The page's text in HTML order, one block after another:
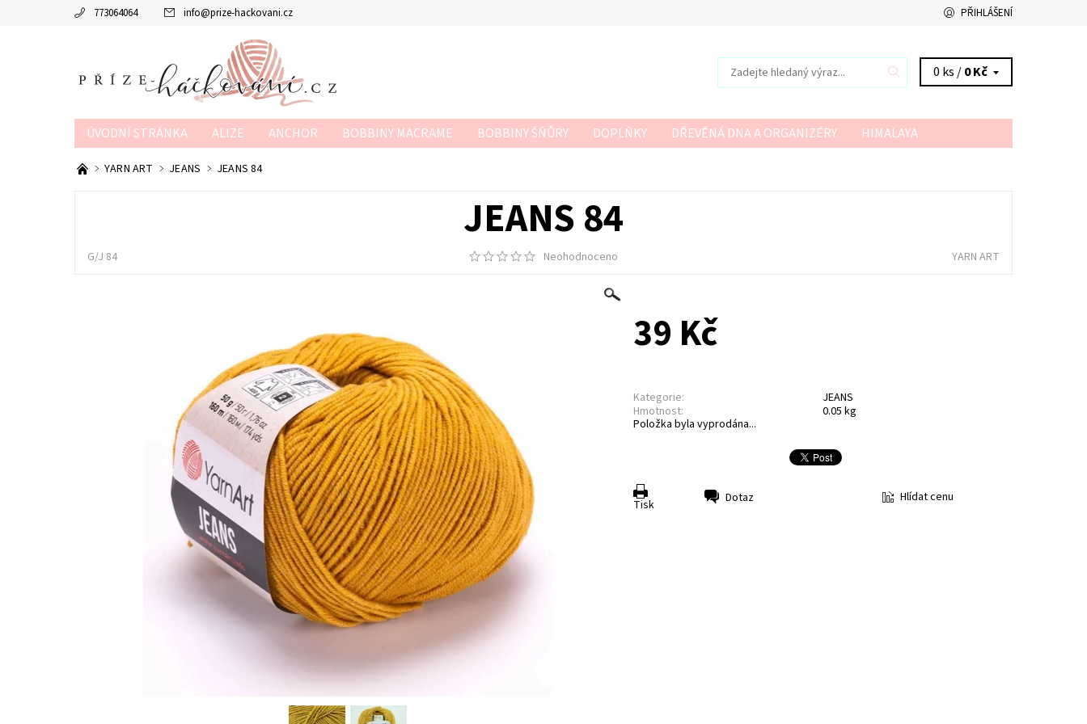
773064064 info@prize-hackovani.cz PŘIHLÁŠENÍ
0 ks /0 Kč
ÚVODNÍ STRÁNKA ALIZE ANCHOR BOBBINY MACRAME BOBBINY ŠŇŮRY DOPLŇKY DŘEVĚNÁ DNA A ORGANIZÉRY
HIMALAYA
MTP
NAKO POUKAZY
YARN ART JEANS JEANS 84
JEANS 84
G/J 84 Neohodnoceno YARN ART
39 Kč
Kategorie:
JEANS
Hmotnost:
0.05 kg
Položka byla vyprodána...
Tisk Dotaz Hlídat cenu